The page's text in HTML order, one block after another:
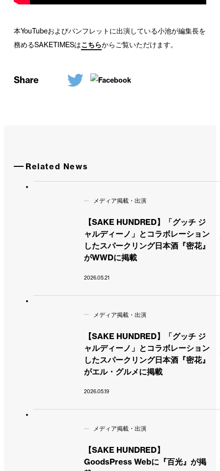
本YouTubeおよびパンフレットに出演している小池が編集長を
務めるSAKETIMESはこちらからご覧いただけます。
Share
Related News
メディア掲載・出演
【SAKE HUNDRED】「グッチ ジ
ャルディーノ」とコラボレーション
したスパークリング日本酒『密花』
がWWDに掲載
2026.05.21
メディア掲載・出演
【SAKE HUNDRED】「グッチ ジ
ャルディーノ」とコラボレーション
したスパークリング日本酒『密花』
がエル・グルメに掲載
2026.05.19
メディア掲載・出演
【SAKE HUNDRED】
GoodsPress Webに『百光』が掲